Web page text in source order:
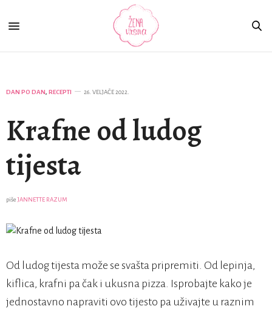
DAN PO DAN, RECEPTI 26. VELJAČE 2022.
Krafne od ludog
tijesta
piše JANNETTE RAZUM
Od ludog tijesta može se svašta pripremiti. Od lepinja,
kiflica, krafni pa čak i ukusna pizza. Isprobajte kako je
jednostavno napraviti ovo tijesto pa uživajte u raznim